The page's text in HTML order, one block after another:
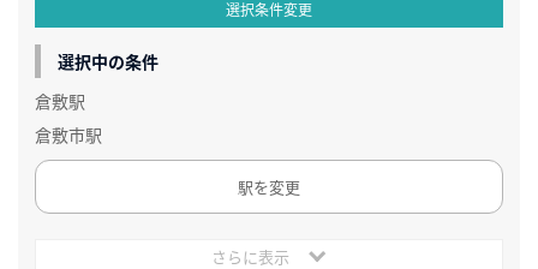
選択条件変更
選択中の条件
倉敷駅
倉敷市駅
駅を変更
さらに表示